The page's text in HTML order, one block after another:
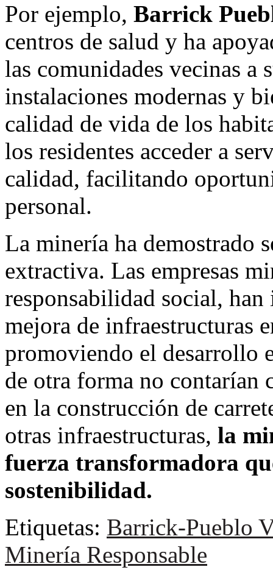
Por ejemplo, Barrick
centros de salud y ha
las comunidades vecinas a
instalaciones modernas y
calidad de vida de los
los residentes acceder a
calidad, facilitando
personal.
La minería ha demostrado
extractiva. Las empresas
responsabilidad social,
mejora de infraestructuras
promoviendo el desarrollo
de otra forma no contarían
en la construcción de
otras infraestructuras, la
fuerza transformadora
sostenibilidad.
Etiquetas: Barrick-Pueblo
Minería Responsable